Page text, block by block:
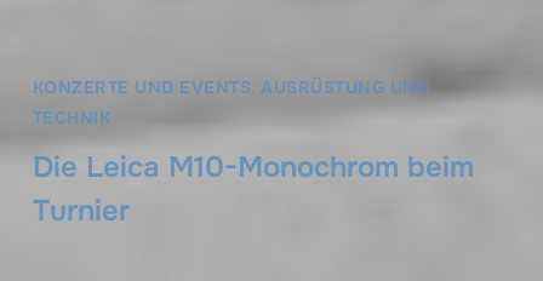
KONZERTE UND EVENTS,AUSRÜSTUNG UND
TECHNIK
Die Leica M10-Monochrom beim
Turnier